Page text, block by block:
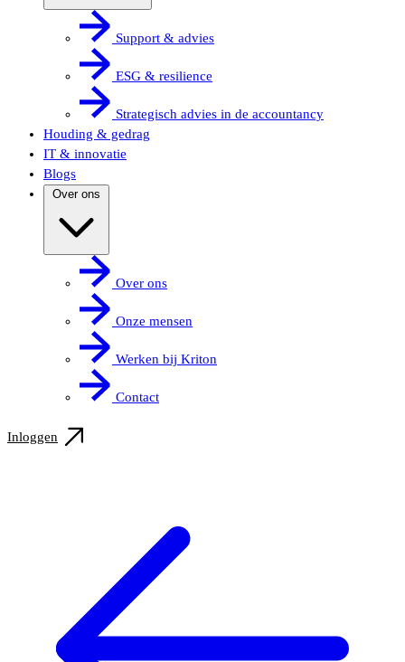
Support & advies
ESG & resilience
Strategisch advies in de accountancy
Houding & gedrag
IT & innovatie
Blogs
Over ons
Over ons
Onze mensen
Werken bij Kriton
Contact
Inloggen